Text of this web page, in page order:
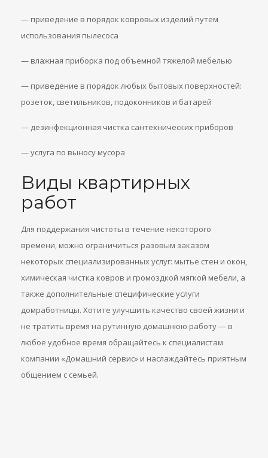
— приведение в порядок ковровых изделий путем
использования пылесоса
— влажная приборка под объемной тяжелой мебелью
— приведение в порядок любых бытовых поверхностей:
розеток, светильников, подоконников и батарей
— дезинфекционная чистка сантехнических приборов
— услуга по выносу мусора
Виды квартирных
работ
Для поддержания чистоты в течение некоторого
времени, можно ограничиться разовым заказом
некоторых специализированных услуг: мытье стен и окон,
химическая чистка ковров и громоздкой мягкой мебели, а
также дополнительные специфические услуги
домработницы. Хотите улучшить качество своей жизни и
не тратить время на рутинную домашнюю работу — в
любое удобное время обращайтесь к специалистам
компании «Домашний сервис» и наслаждайтесь приятным
общением с семьей.